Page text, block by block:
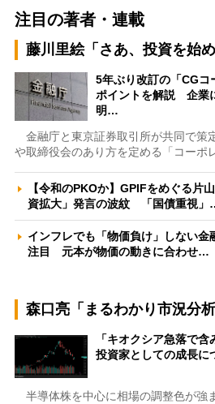
注目の著者・連載
藤川里絵「さあ、投資を始め
5年ぶり改訂の「CGコ
ポイントを解説 企業
明…
金融庁と東京証券取引所が共同で策
や取締役会のあり方を定める「コーポ
【令和のPKOか】GPIFをめぐる片
資拡大」発言の波紋 「国債重視
インフレでも「物価負け」しない金
注目 元本が物価の動きに合わせ…
森口亮「まるわかり市況分析
「キオクシア急落で
投資家としての成長
半導体株を中心に相場の調整色が強